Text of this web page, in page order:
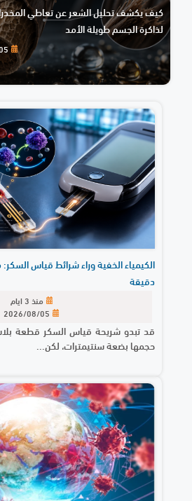
كيف يكشف تحليل الشعر عن تعاطي
لذاكرة الجسم طويلة الأمد
2026/08/05 - منذ 3 ايام
الكيمياء الخفية وراء شرائط قياس
دقيقة
منذ 3 ايام
قد تبدو شريحة قياس السكر قطعة
حجمها بضعة سنتيمترات، لكن...